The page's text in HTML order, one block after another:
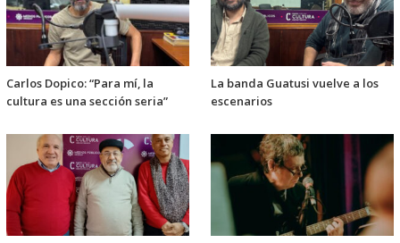
Carlos Dopico: “Para mí, la
cultura es una sección seria”
La banda Guatusi vuelve a los
escenarios